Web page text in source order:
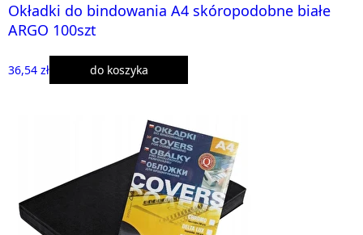
Okładki do bindowania A4 skóropodobne białe
ARGO 100szt
36,54 zł do koszyka